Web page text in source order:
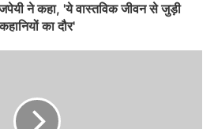
ने कहा, 'ये वास्तविक जीवन से जुड़ी
कहानियों का दौर'